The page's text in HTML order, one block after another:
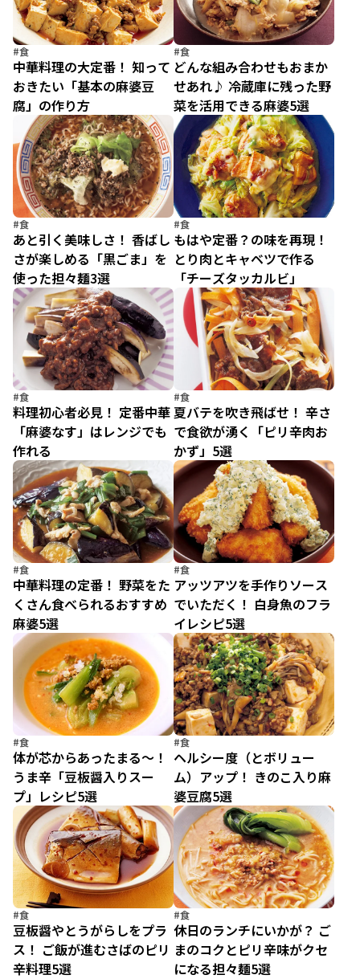
#食
中華料理の大定番！ 知って
おきたい「基本の麻婆豆
腐」の作り方
#食
どんな組み合わせもおまか
せあれ♪ 冷蔵庫に残った野
菜を活用できる麻婆5選
#食
あと引く美味しさ！ 香ばし
さが楽しめる「黒ごま」を
使った担々麺3選
#食
もはや定番？の味を再現！
とり肉とキャベツで作る
「チーズタッカルビ」
#食
料理初心者必見！ 定番中華
「麻婆なす」はレンジでも
作れる
#食
夏バテを吹き飛ばせ！ 辛さ
で食欲が湧く「ピリ辛肉お
かず」5選
#食
中華料理の定番！ 野菜をた
くさん食べられるおすすめ
麻婆5選
#食
アッツアツを手作りソース
でいただく！ 白身魚のフラ
イレシピ5選
#食
体が芯からあったまる～！
うま辛「豆板醤入りスー
プ」レシピ5選
#食
ヘルシー度（とボリュー
ム）アップ！ きのこ入り麻
婆豆腐5選
#食
豆板醤やとうがらしをプラ
ス！ ご飯が進むさばのピリ
辛料理5選
#食
休日のランチにいかが？ ご
まのコクとピリ辛味がクセ
になる担々麺5選